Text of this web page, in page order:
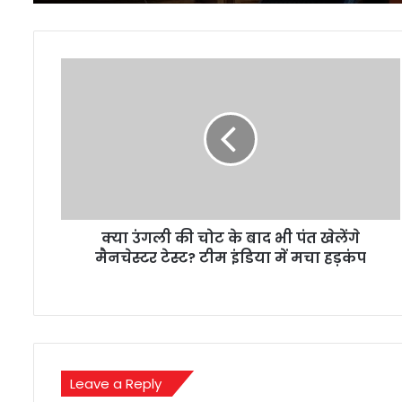
खेलेंगे
क्या उंगली की चोट के बाद भी पंत खेलेंगे
मैनचेस्टर टेस्ट? टीम इंडिया में मचा हड़कंप
Leave a Reply